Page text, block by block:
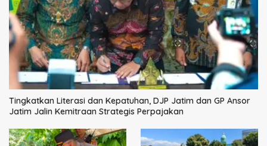
Tingkatkan Literasi dan Kepatuhan, DJP Jatim dan GP Ansor
Jatim Jalin Kemitraan Strategis Perpajakan